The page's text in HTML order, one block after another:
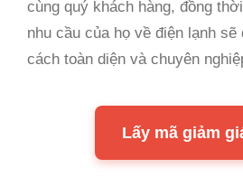
cùng quý khách hàng, đồng
nhu cầu của họ về điện lạnh
cách toàn diện và chuyên
Lấy mã giảm